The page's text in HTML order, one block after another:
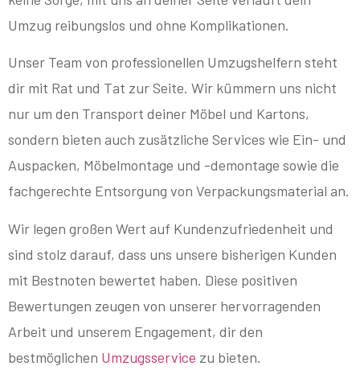
Umzug reibungslos und ohne Komplikationen.
Unser Team von professionellen Umzugshelfern steht
dir mit Rat und Tat zur Seite. Wir kümmern uns nicht
nur um den Transport deiner Möbel und Kartons,
sondern bieten auch zusätzliche Services wie Ein- und
Auspacken, Möbelmontage und -demontage sowie die
fachgerechte Entsorgung von Verpackungsmaterial an.
Wir legen großen Wert auf Kundenzufriedenheit und
sind stolz darauf, dass uns unsere bisherigen Kunden
mit Bestnoten bewertet haben. Diese positiven
Bewertungen zeugen von unserer hervorragenden
Arbeit und unserem Engagement, dir den
bestmöglichen Umzugsservice zu bieten.